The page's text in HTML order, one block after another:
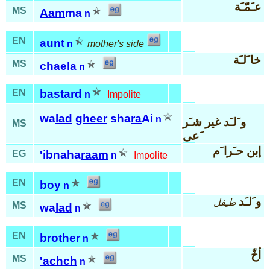
MS
Aamma n
عـَمّـَة
EN aunt n
mother's side
MS
chae la n
خا َلـَة
EN bastard n Impolite
MS wa lad gheersharaAi n
و َلـَد غير شـَر
َعي
EG 'ibnaharaam n Impolite إبن حـَرا َم
EN boy n
MS
wa lad n
و َلـَد طـِفل
EN brother n
MS
'achch n
أخّ